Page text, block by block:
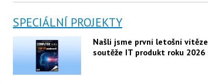
SPECIÁLNÍ PROJEKTY
Našli jsme první letošní vítěze
soutěže IT produkt roku 2026